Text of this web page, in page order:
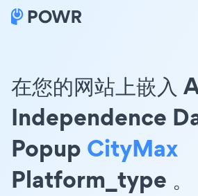
在您的网站上嵌入
Independence
Popup CityMax
Platform_type 。